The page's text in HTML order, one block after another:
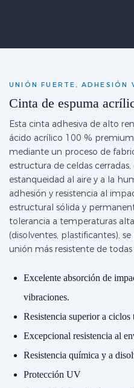
UNIÓN FUERTE, ADHESIÓN
Cinta de espuma
Esta cinta adhesiva de alto
ácido acrílico 100 %
mediante un proceso de
estructura de celdas
estanqueidad al aire y a la
adhesión y resistencia al
estructural sólida y
tolerancia a temperaturas
(disolventes, plastificantes),
unión más resistente de
Excelente absorción de
vibraciones.
Resistencia superior a
Excepcional resistencia al
Resistencia química y a
Protección UV